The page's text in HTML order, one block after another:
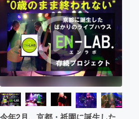
アート・写真
テクノロジー・ガジェット
映像・映画
ビジネス・起業
まちづくり・地域活性化